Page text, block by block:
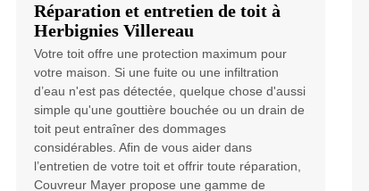
Réparation et entretien de toit à
Herbignies Villereau
Votre toit offre une protection maximum pour
votre maison. Si une fuite ou une infiltration
d’eau n'est pas détectée, quelque chose d'aussi
simple qu'une gouttière bouchée ou un drain de
toit peut entraîner des dommages
considérables. Afin de vous aider dans
l’entretien de votre toit et offrir toute réparation,
Couvreur Mayer propose une gamme de